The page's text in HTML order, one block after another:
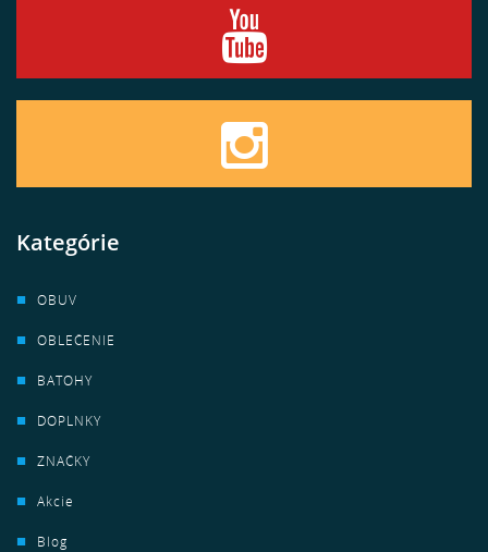
Kategórie
OBUV
OBLEČENIE
BATOHY
DOPLNKY
ZNAČKY
Akcie
Blog